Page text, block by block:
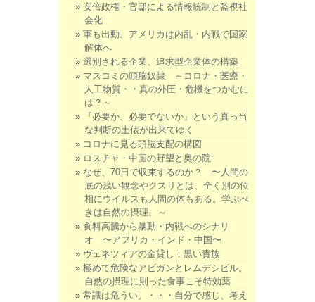
安倍政権・官邸による情報統制と監視社
会化
軍も出動。アメリカは内乱・内戦で国家
解体へ
選別される企業、追求型企業体の構築
マスコミの頭脳奴隷 ～コロナ・医療・
人工物質・・真の外圧・危機をつかむに
は？～
『必要か、必要でないか』という真っ当
な判断の土俵が出来てゆく
コロナに見る頭脳支配の構図
ロスチャ・中国の野望と奥の院
なぜ、70日で収束するのか？ 〜人間の
底の浅い観念やクスリとは、全く別の位
相にウイルスも人間の体もある。学ぶべ
きは自然の摂理。～
食料高騰から暴動・内戦へのシナリ
オ 〜アフリカ・インド・中国〜
ヴェネツィアの金貸し；黒い貴族
極めて危険なアビガンとレムデシビル。
自然の摂理に則った食事こそ特効薬
常識は危うい。・・・自分で感じ、考え